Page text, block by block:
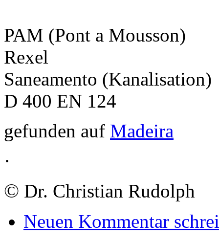
PAM (Pont a Mousson)
Rexel
Saneamento (Kanalisation)
D 400 EN 124
gefunden auf Madeira
·
© Dr. Christian Rudolph
Neuen Kommentar